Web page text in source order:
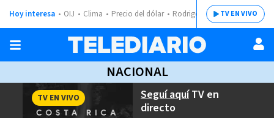
Hoy interesa OIJ Clima Precio del dólar Rodrigo ChavesTV EN VIVO
NACIONAL
Seguí aquíTV en
directo
TV EN VIVO